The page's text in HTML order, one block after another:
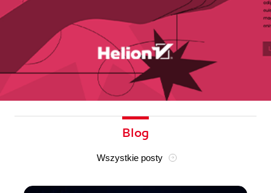
Blog
Wszystkie posty